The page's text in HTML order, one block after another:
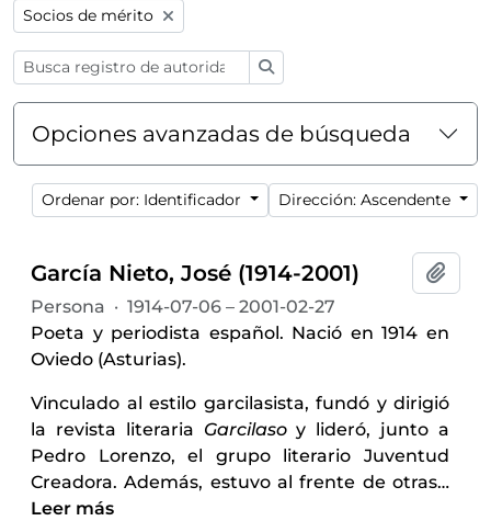
Remove filter:
Socios de mérito
Opciones avanzadas de búsqueda
Ordenar por: Identificador Dirección: Ascendente
García Nieto, José (1914-2001)
Persona · 1914-07-06 – 2001-02-27
Poeta y periodista español. Nació en 1914 en
Oviedo (Asturias).
Vinculado al estilo garcilasista, fundó y dirigió
la revista literaria Garcilasoy lideró, junto a
Pedro Lorenzo, el grupo literario Juventud
Creadora. Además, estuvo al frente de otras…
Leer más